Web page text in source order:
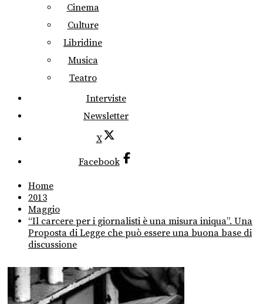
Cinema
Culture
Libridine
Musica
Teatro
Interviste
Newsletter
X
Facebook
Home
2013
Maggio
“Il carcere per i giornalisti è una misura iniqua”. Una
Proposta di Legge che può essere una buona base di
discussione